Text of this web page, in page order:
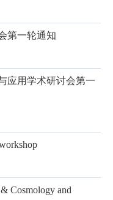
第一轮通知
应用学术研讨会第一
Cosmology and